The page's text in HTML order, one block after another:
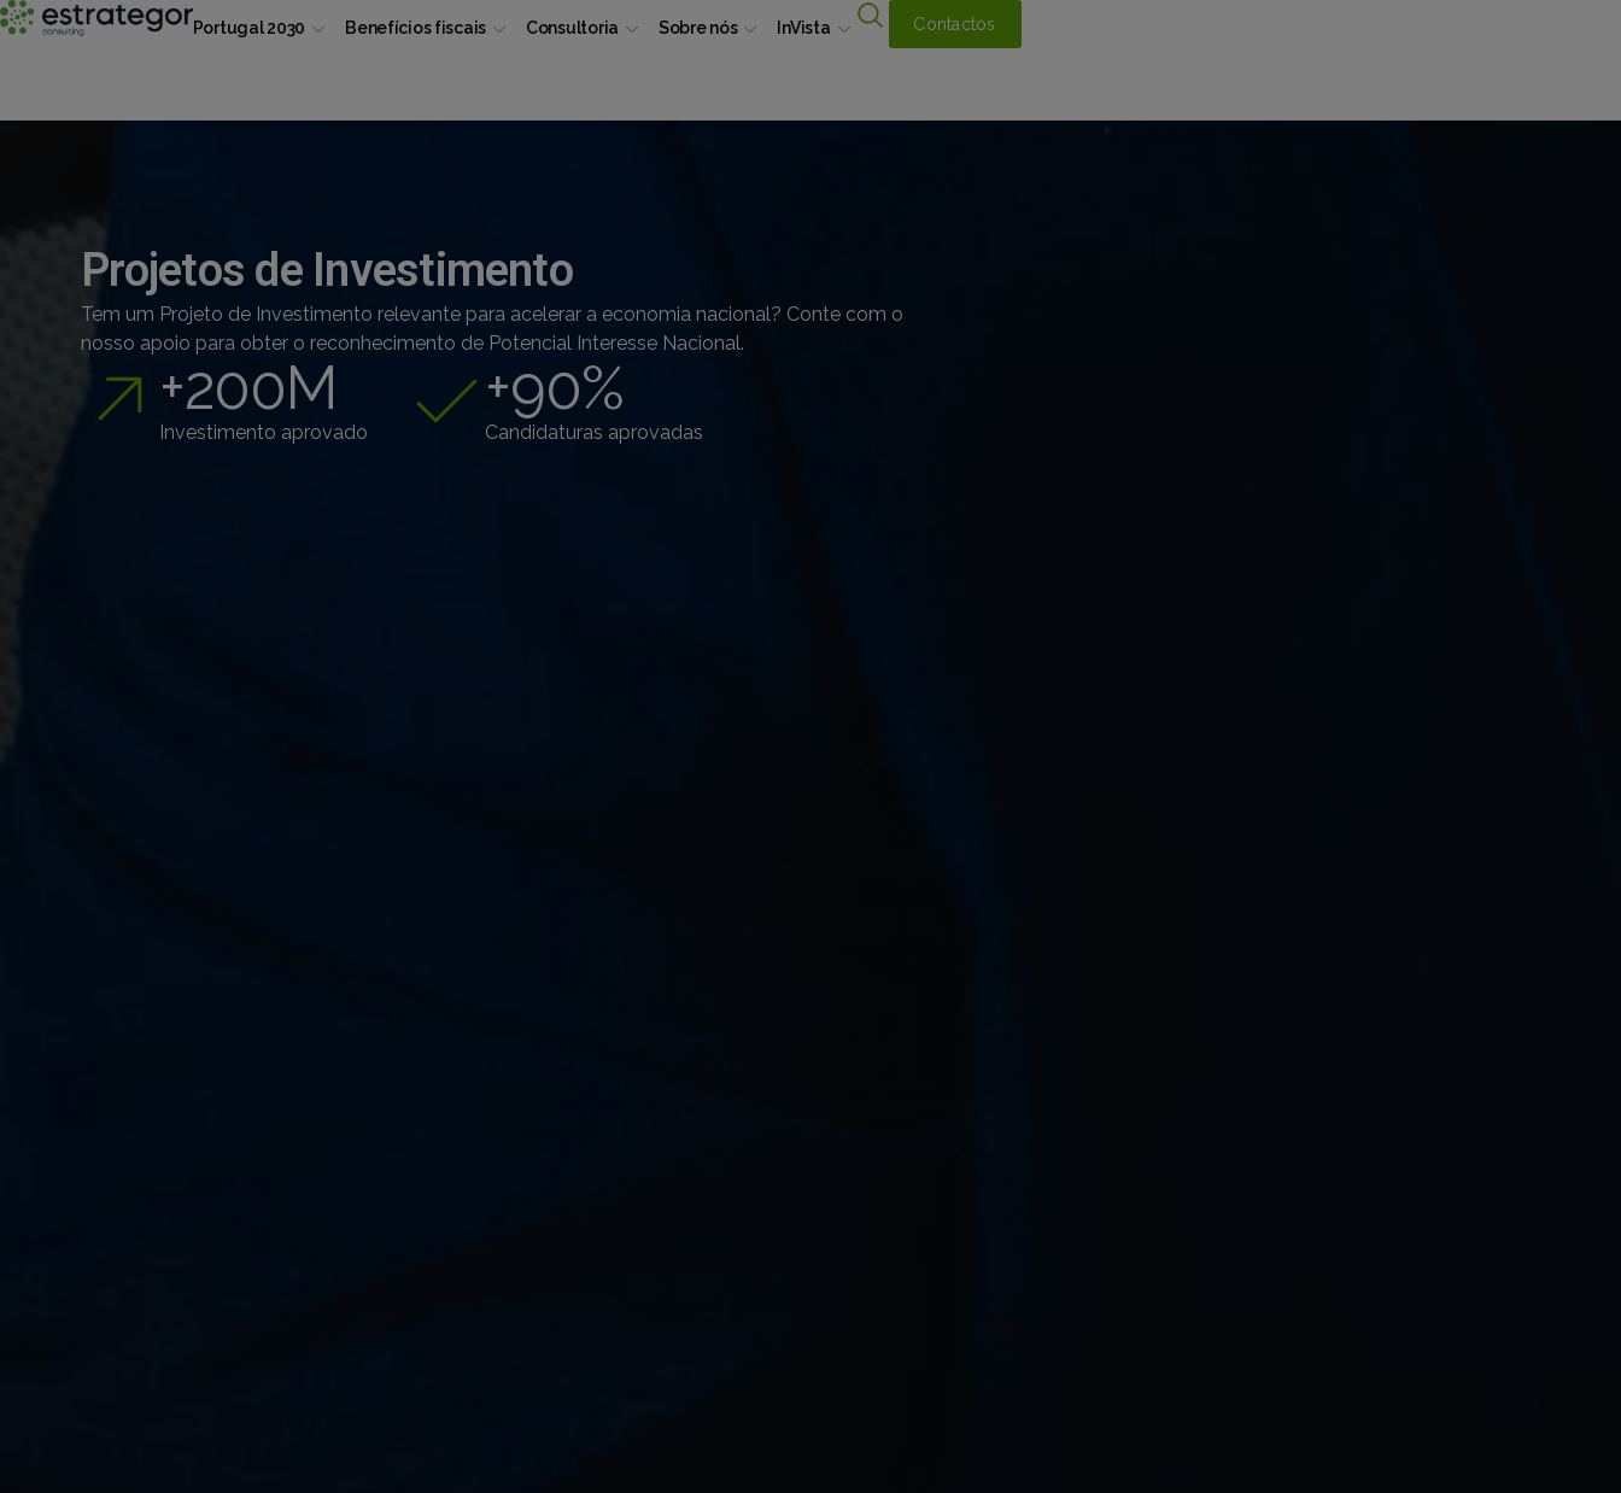
Portugal 2030 Benefícios fiscais Consultoria Sobre nós InVista Contactos
Projetos de Investimento
Tem um Projeto de Investimento relevante para acelerar a economia nacional? Conte com o
nosso apoio para obter o reconhecimento de Potencial Interesse Nacional.
Investimento aprovado
+200M
Candidaturas aprovadas
+90%